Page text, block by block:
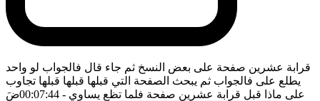
قرابة عشرين صفحة على بعض النسخ ثم جاء قال فالجواب لو واحد
يطلع على فالجواب ثم يبحث الصفحة التي قبلها قبلها قبلها تجاوب
على ماذا قبل قرابة عشرين صفحة فلما تظع يساوي - 00:07:44 ضَ